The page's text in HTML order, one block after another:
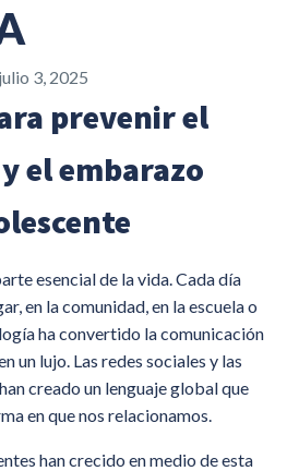
julio 3, 2025
prevenir el
el embarazo
esencial de la vida. Cada día
en la comunidad, en la escuela o
ha convertido la comunicación
un lujo. Las redes sociales y las
creado un lenguaje global que
en que nos relacionamos.
han crecido en medio de esta